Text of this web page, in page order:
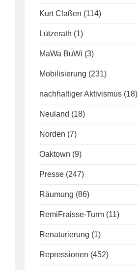
Kurt Claßen (114)
Lützerath (1)
MaWa BuWi (3)
Mobilisierung (231)
nachhaltiger Aktivismus (18)
Neuland (18)
Norden (7)
Oaktown (9)
Presse (247)
Räumung (86)
RemiFraisse-Turm (11)
Renaturierung (1)
Repressionen (452)